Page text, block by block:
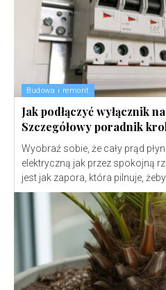
Budowa i remont
Jak podłączyć wyłącznik
Szczegółowy poradnik
Wyobraź sobie, że cały prąd
elektryczną jak przez spokojną
jest jak zapora, która pilnuje, żeby